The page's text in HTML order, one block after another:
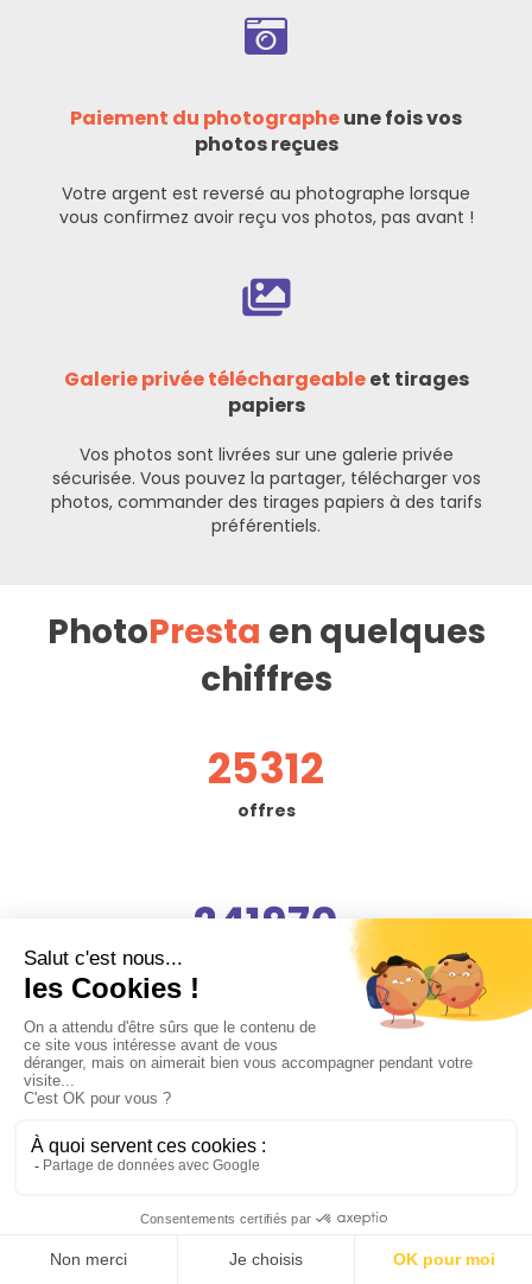
Paiement du photographeune fois vos
photos reçues
Votre argent est reversé au photographe lorsque
vous confirmez avoir reçu vos photos, pas avant !
Galerie privée téléchargeableet tirages
papiers
Vos photos sont livrées sur une galerie privée
sécurisée. Vous pouvez la partager, télécharger vos
photos, commander des tirages papiers à des tarifs
préférentiels.
PhotoPresta en quelques
chiffres
25312
offres
241970
moments de bonheur
avis vérifiés
Besoin d'accompagnement